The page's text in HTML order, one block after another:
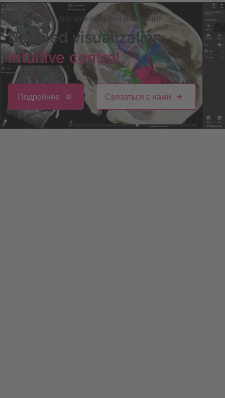
Приложение для краниальной навигации
Detailed visualization.
Intuitive control.
Подробнее Связаться с нами